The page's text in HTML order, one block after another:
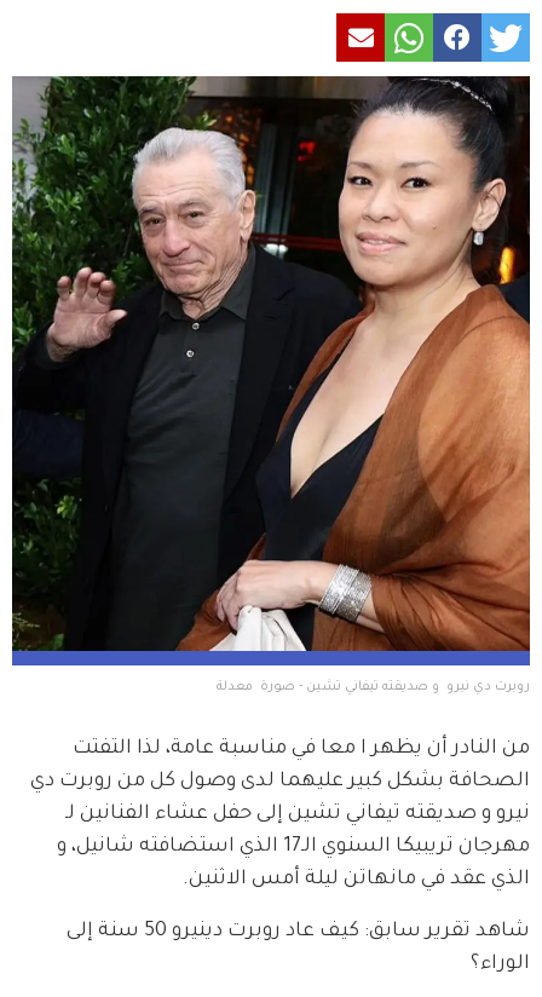
روبرت دي نيرو  و صديقته تيفاني تشين - صورة  معدلة
من النادر أن يظهر ا معا في مناسبة عامة، لذا التفتت
الصحافة بشكل كبير عليهما لدى وصول كل من روبرت دي
نيرو و صديقته تيفاني تشين إلى حفل عشاء الفنانين لـ
مهرجان تريبيكا السنوي الـ17 الذي استضافته شانيل، و
الذي عقد في مانهاتن ليلة أمس الاثنين.
شاهد تقرير سابق: كيف عاد روبرت دينيرو 50 سنة إلى
الوراء؟